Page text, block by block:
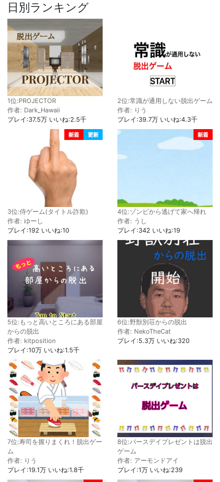
日別ランキング
1位:PROJECTOR
作者: Dark_Hawaii
プレイ:37.5万 いいね:2.5千
2位:常識が通用しない脱出ゲーム
作者: りう
プレイ:39.7万 いいね:4.3千
3位:侍ゲーム(タイトル詐欺)
作者: ゆーし
プレイ:192 いいね:10
4位:ゾンビから逃げて家へ帰れ
作者: うし
プレイ:342 いいね:19
5位:もっと高いところにある部屋
からの脱出
作者: kitposition
プレイ:10万 いいね:1.5千
6位:野獣別荘からの脱出
作者: NekoTheCat
プレイ:5.3万 いいね:320
7位:寿司を握りまくれ！脱出ゲー
ム
作者: りう
プレイ:19.1万 いいね:1.8千
8位:バースデイプレゼントは脱出
ゲーム
作者: アーモンドアイ
プレイ:1万 いいね:239